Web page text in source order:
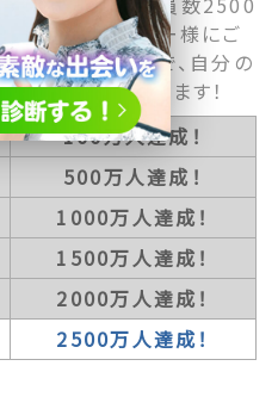
に多くのユーザー様にご
会員数が多いので、自分の
お相手と出会えます！
100万人達成！
500万人達成！
1000万人達成！
1500万人達成！
2000万人達成！
2500万人達成！